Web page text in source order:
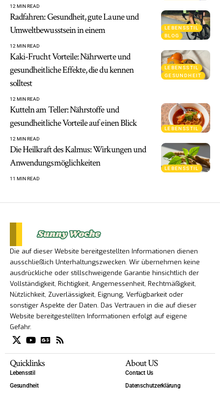
12 MIN READ
LEBENSSTIL
BLOG
Radfahren: Gesundheit, gute Laune und
Umweltbewusstsein in einem
12 MIN READ
LEBENSSTIL
GESUNDHEIT
Kaki-Frucht Vorteile: Nährwerte und
gesundheitliche Effekte, die du kennen
solltest
12 MIN READ
LEBENSSTIL
Kutteln am Teller: Nährstoffe und
gesundheitliche Vorteile auf einen Blick
12 MIN READ
LEBENSSTIL
Die Heilkraft des Kalmus: Wirkungen und
Anwendungsmöglichkeiten
11 MIN READ
Die auf dieser Website bereitgestellten Informationen dienen
ausschließlich Unterhaltungszwecken. Wir übernehmen keine
ausdrückliche oder stillschweigende Garantie hinsichtlich der
Vollständigkeit, Richtigkeit, Angemessenheit, Rechtmäßigkeit,
Nützlichkeit, Zuverlässigkeit, Eignung, Verfügbarkeit oder
sonstiger Aspekte der Daten. Das Vertrauen in die auf dieser
Website bereitgestellten Informationen erfolgt auf eigene
Gefahr.
Quicklinks
Lebensstil
Gesundheit
About US
Contact Us
Datenschutzerklärung